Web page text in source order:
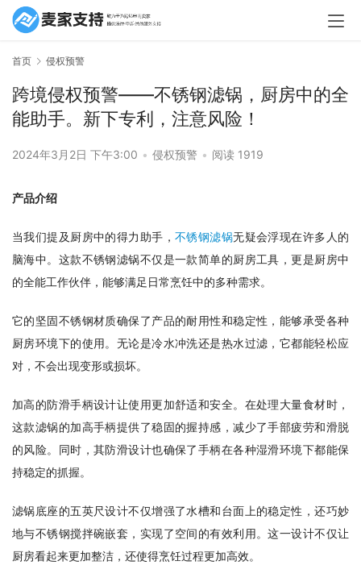
首页 侵权预警
跨境侵权预警——不锈钢滤锅，厨房中的全
能助手。新下专利，注意风险！
2024年3月2日 下午3:00 • 侵权预警 • 阅读 1919
产品介绍
当我们提及厨房中的得力助手， 不锈钢滤锅无疑会浮现在许多人的
脑海中。这款不锈钢滤锅不仅是一款简单的厨房工具，更是厨房中
的全能工作伙伴，能够满足日常烹饪中的多种需求。
它的坚固不锈钢材质确保了产品的耐用性和稳定性，能够承受各种
厨房环境下的使用。无论是冷水冲洗还是热水过滤，它都能轻松应
对，不会出现变形或损坏。
加高的防滑手柄设计让使用更加舒适和安全。在处理大量食材时，
这款滤锅的加高手柄提供了稳固的握持感，减少了手部疲劳和滑脱
的风险。同时，其防滑设计也确保了手柄在各种湿滑环境下都能保
持稳定的抓握。
滤锅底座的五英尺设计不仅增强了水槽和台面上的稳定性，还巧妙
地与不锈钢搅拌碗嵌套，实现了空间的有效利用。这一设计不仅让
厨房看起来更加整洁，还使得烹饪过程更加高效。